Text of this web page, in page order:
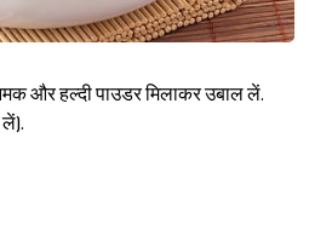
और हल्दी पाउडर मिलाकर उबाल लें.